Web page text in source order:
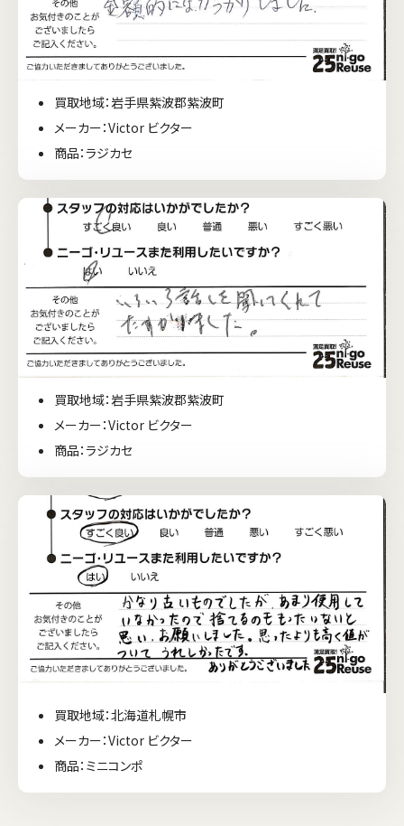
買取地域：岩手県紫波郡紫波町
メーカー：Victor ビクター
商品：ラジカセ
買取地域：岩手県紫波郡紫波町
メーカー：Victor ビクター
商品：ラジカセ
買取地域：北海道札幌市
メーカー：Victor ビクター
商品：ミニコンポ